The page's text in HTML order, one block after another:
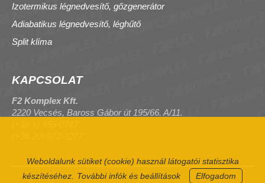
Weboldalunk sütiket (cookie) használ látogatói statisztika
készítéséhez.
További infók és beállítások Elfogadom
Izotermikus légnedvesítő, gőzgenerátor
Adiabatikus légnedvesítő, léghűtő
Split klíma
KAPCSOLAT
F2 Komplex Kft.
2220 Vecsés, Baross Gábor út 195/66. A/11.